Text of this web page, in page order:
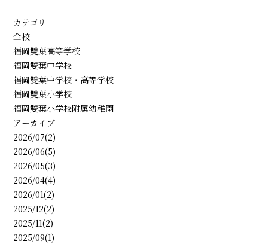
カテゴリ
全校
福岡雙葉高等学校
福岡雙葉中学校
福岡雙葉中学校・高等学校
福岡雙葉小学校
福岡雙葉小学校附属幼稚園
アーカイブ
2026/07(2)
2026/06(5)
2026/05(3)
2026/04(4)
2026/01(2)
2025/12(2)
2025/11(2)
2025/09(1)